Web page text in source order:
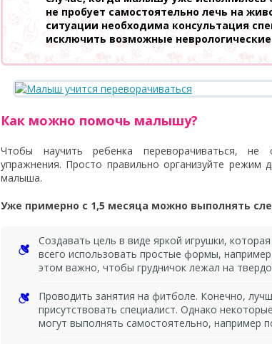
не пробует самостоятельно лечь на
ситуации необходима консультация
исключить возможные
Как можно помочь малышу?
Чтобы научить ребенка переворачиваться, не
упражнения. Просто правильно организуйте режим
малыша.
Уже примерно с 1,5 месяца можно выполнять
Создавать цель в виде яркой игрушки,
всего использовать простые формы,
этом важно, чтобы грудничок лежал на
Проводить занятия на фитболе. Конечно,
присутствовать специалист. Однако
могут выполнять самостоятельно, например